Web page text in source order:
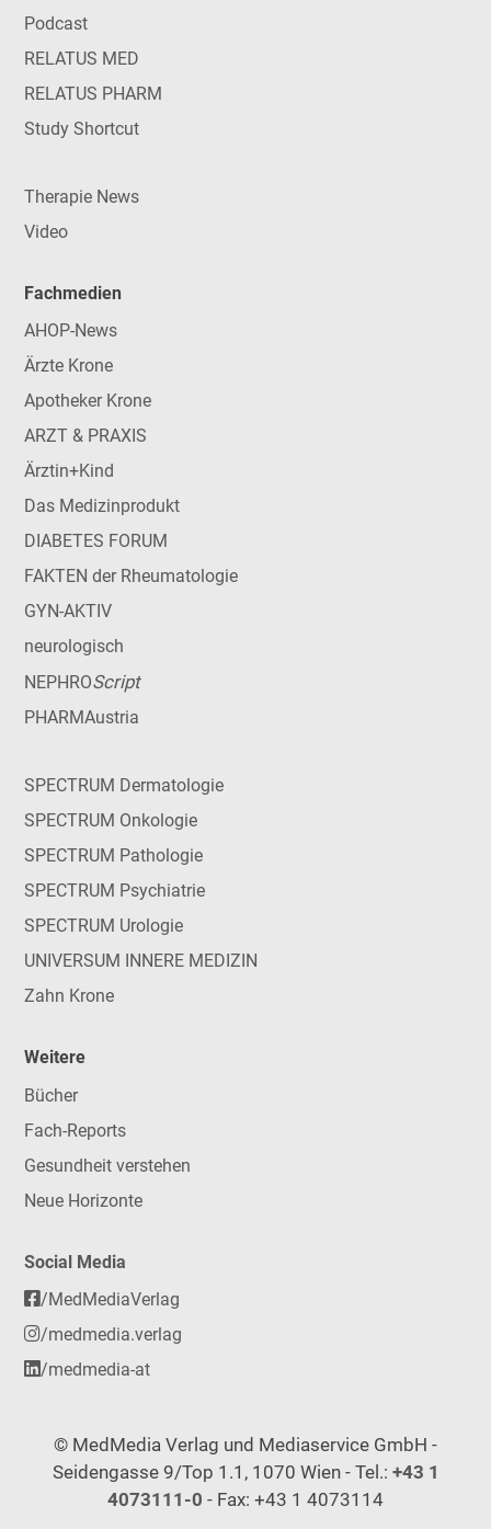
Podcast
RELATUS MED
RELATUS PHARM
Study Shortcut
Therapie News
Video
Fachmedien
AHOP-News
Ärzte Krone
Apotheker Krone
ARZT & PRAXIS
Ärztin+Kind
Das Medizinprodukt
DIABETES FORUM
FAKTEN der Rheumatologie
GYN-AKTIV
neurologisch
NEPHROScript
PHARMAustria
SPECTRUM Dermatologie
SPECTRUM Onkologie
SPECTRUM Pathologie
SPECTRUM Psychiatrie
SPECTRUM Urologie
UNIVERSUM INNERE MEDIZIN
Zahn Krone
Weitere
Bücher
Fach-Reports
Gesundheit verstehen
Neue Horizonte
Social Media
/MedMediaVerlag
/medmedia.verlag
/medmedia-at
© MedMedia Verlag und Mediaservice GmbH -
Seidengasse 9/Top 1.1, 1070 Wien - Tel.: +43 1
4073111-0 - Fax: +43 1 4073114